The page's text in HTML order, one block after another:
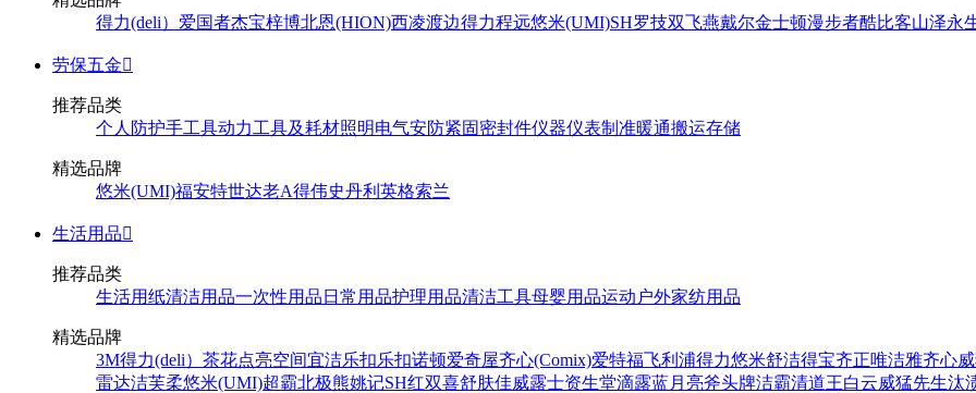
得力(deli） 爱国者杰宝梓博北恩(HION)西凌渡边得力程远悠米(UMI)SH罗技双飞燕戴尔金士顿漫步者酷比客山泽永
劳保五金
推荐品类
个人防护手工具动力工具及耗材照明电气安防紧固密封件仪器仪表制准暖通搬运存储
精选品牌
悠米(UMI)福安特世达老A得伟史丹利 英格索兰
生活用品
推荐品类
生活用纸清洁用品一次性用品 日常用品护理用品清洁工具母婴用品运动户外家纺用品
精选品牌
3M得力(deli） 茶花点亮空间宜洁乐扣乐扣诺顿爱奇屋齐心(Comix)爱特福飞利浦得力悠米舒洁得宝齐正唯洁雅齐心
雷达洁芙柔悠米(UMI)超霸北极熊姚记SH红双喜舒肤佳威露士资生堂滴露蓝月亮斧头牌洁霸清道王白云威猛先生汰